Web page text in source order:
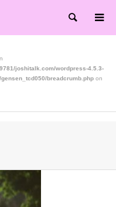
検索
joshitalk.com/wordpress-4.5.3-
breadcrumb.php on